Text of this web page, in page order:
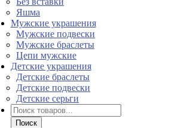
Яшма
Мужские украшения
Мужские подвески
Мужские браслеты
Цепи мужские
Детские украшения
Детские браслеты
Детские подвески
Детские серьги
Поиск
товаров
Поиск